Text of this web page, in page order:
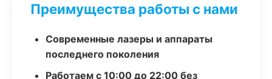
Преимущества работы с нами
Современные лазеры и аппараты
последнего поколения
Работаем с 10:00 до 22:00 без